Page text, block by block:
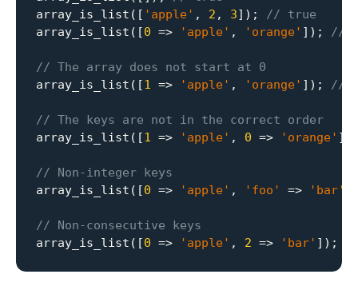
array_is_list([ 'apple' , 2 , 3]);
// true
array_is_list([0 => 'apple' , 'orange' ]); //
// The array does not start at 0
array_is_list([1 => 'apple' , 'orange' ]); //
// The keys are not in the correct order
array_is_list([1 => 'apple' , 0 => 'orange'
// Non-integer keys
array_is_list([0 => 'apple' , 'foo' => 'bar'
// Non-consecutive keys
array_is_list([0 => 'apple' , 2 => 'bar' ]);